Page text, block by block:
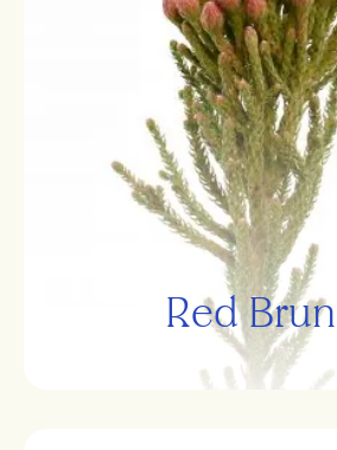
Red